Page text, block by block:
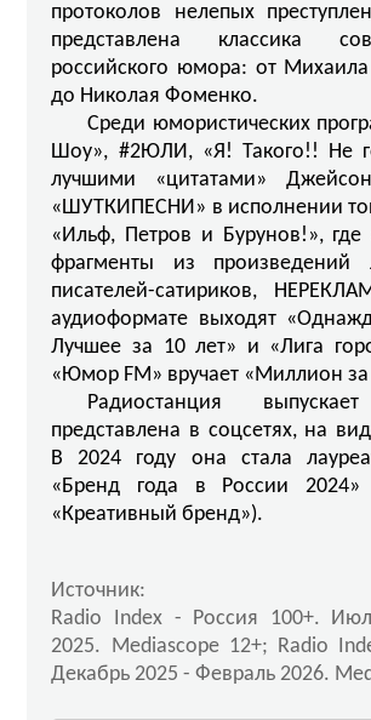
протоколов нелепых
представлена классика
российского юмора: от
до Николая Фоменко.
Среди юмористических
Шоу», #2ЮЛИ, «Я! Такого!! Не
лучшими «цитатами»
«ШУТКИПЕСНИ» в исполнении
«Ильф, Петров и Бурунов!», где
фрагменты из произведений
писателей-сатириков,
аудиоформате выходят
Лучшее за 10 лет» и «Лига
«Юмор FM» вручает «Миллион за
Радиостанция
представлена в соцсетях, на
В 2024 году она стала
«Бренд года в России 2024»
«Креативный бренд»).
Источник:
Radio Index - Россия 100+.
2025. Mediascope 12+; Radio
Декабрь 2025 - Февраль 2026.